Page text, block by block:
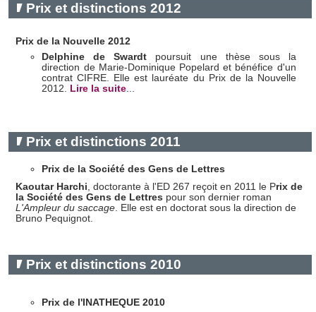
Prix et distinctions 2012
Prix de la Nouvelle 2012
Delphine de Swardt poursuit une thèse sous la
direction de Marie-Dominique Popelard et bénéfice d'un
contrat CIFRE. Elle est lauréate du Prix de la Nouvelle
2012. Lire la suite...
Prix et distinctions 2011
Prix de la Société des Gens de Lettres
Kaoutar Harchi, doctorante à l'ED 267 reçoit en 2011 le Prix de
la Société des Gens de Lettres pour son dernier roman
L'Ampleur du saccage. Elle est en doctorat sous la direction de
Bruno Pequignot.
Prix et distinctions 2010
Prix de l'INATHEQUE 2010